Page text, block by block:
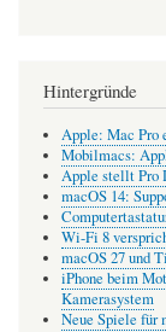
Hintergründe
Apple: Mac Pro
Mobilmacs:
Apple stellt Pro
macOS 14:
Wi-Fi 8
macOS 27 und
iPhone beim
Kamerasystem
Neue Spiele für